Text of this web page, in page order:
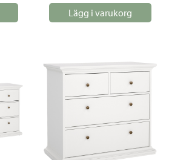
Lägg i varukorg